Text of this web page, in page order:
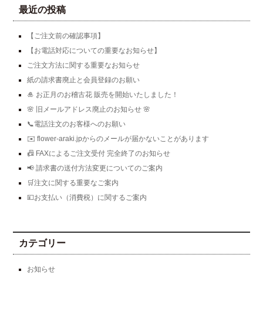
最近の投稿
【ご注文前の確認事項】
【お電話対応についての重要なお知らせ】
ご注文方法に関する重要なお知らせ
紙の請求書廃止と会員登録のお願い
🎍 お正月のお稽古花 販売を開始いたしました！
🌸 旧メールアドレス廃止のお知らせ 🌸
📞電話注文のお客様へのお願い
✉️ flower-araki.jpからのメールが届かないことがあります
📠 FAXによるご注文受付 完全終了のお知らせ
📢 請求書の送付方法変更についてのご案内
🛒注文に関する重要なご案内
💴お支払い（消費税）に関するご案内
カテゴリー
お知らせ